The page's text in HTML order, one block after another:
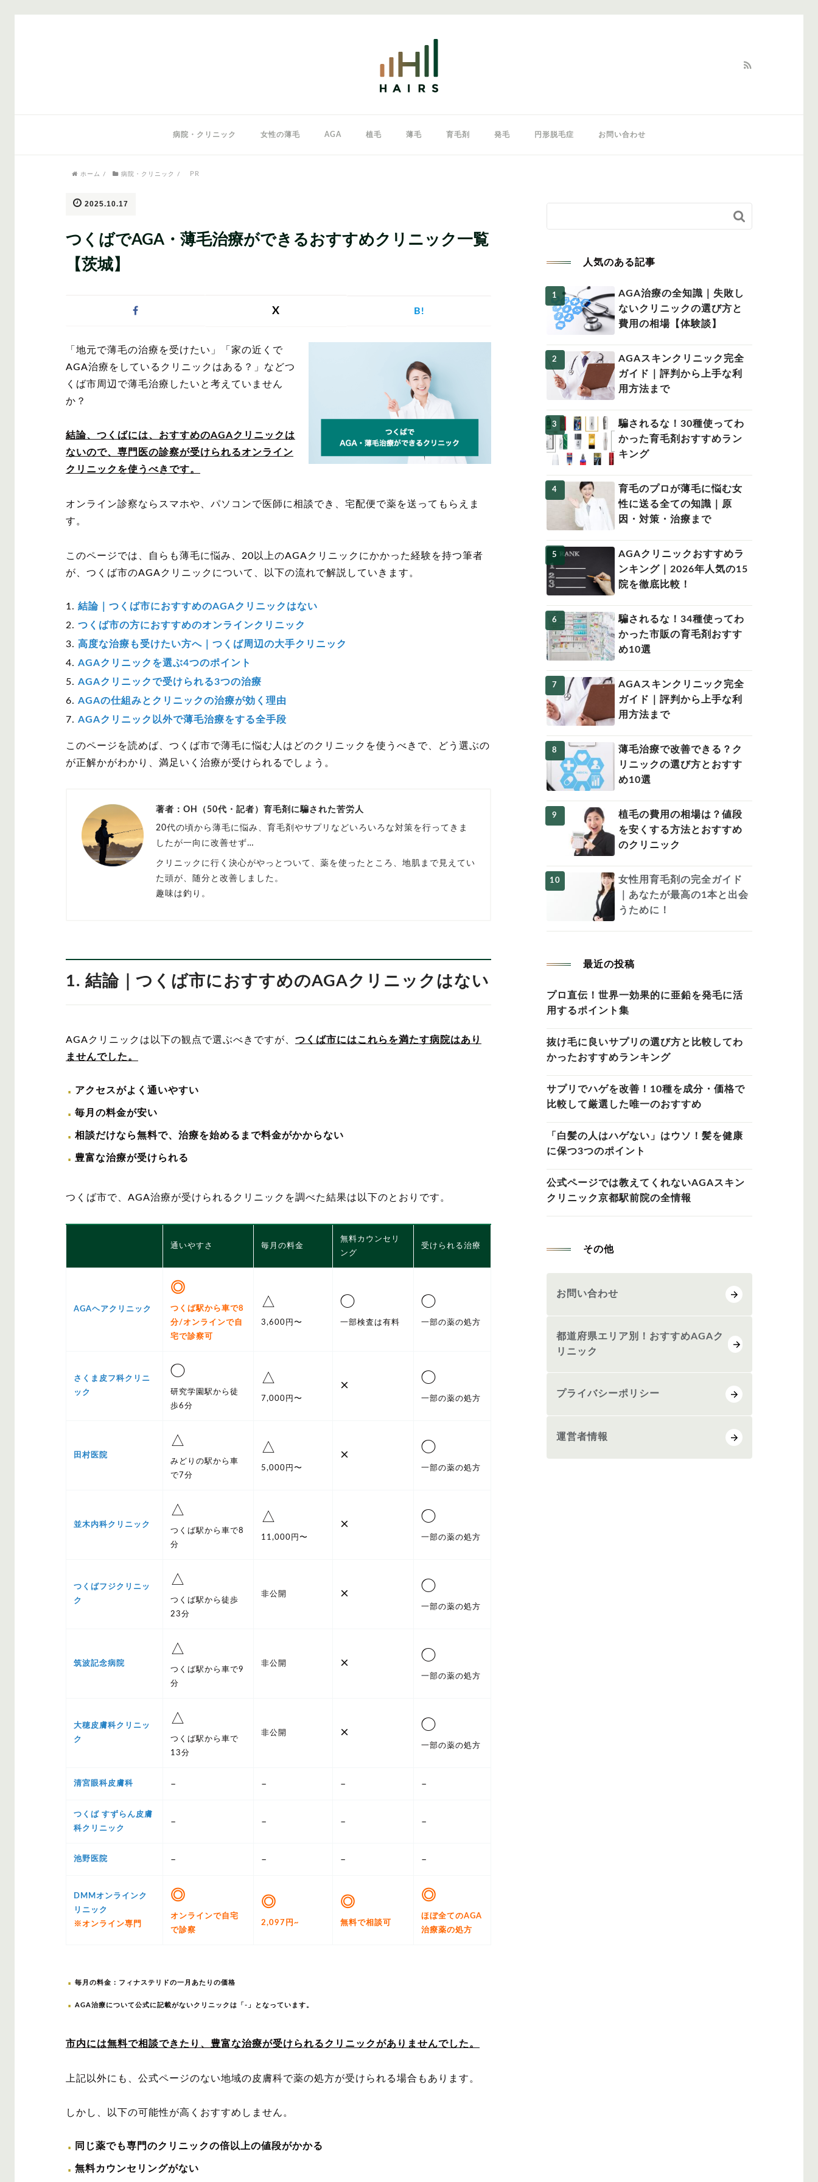
病院・クリニック 女性の薄毛 AGA 植毛 薄毛 育毛剤 発毛 円形脱毛症 お問い合わせ
ホーム / 病院・クリニック / PR
2025.10.17
つくばでAGA・薄毛治療ができるおすすめクリニック一覧
【茨城】
X B!
「地元で薄毛の治療を受けたい」「家の近くで
AGA治療をしているクリニックはある？」などつ
くば市周辺で薄毛治療したいと考えていません
か？
結論、つくばには、おすすめのAGAクリニックは
ないので、専門医の診察が受けられるオンライン
クリニックを使うべきです。
オンライン診察ならスマホや、パソコンで医師に相談でき、宅配便で薬を送ってもらえま
す。
このページでは、自らも薄毛に悩み、20以上のAGAクリニックにかかった経験を持つ筆者
が、つくば市のAGAクリニックについて、以下の流れで解説していきます。
結論｜つくば市におすすめのAGAクリニックはない
つくば市の方におすすめのオンラインクリニック
高度な治療も受けたい方へ｜つくば周辺の大手クリニック
AGAクリニックを選ぶ4つのポイント
AGAクリニックで受けられる3つの治療
AGAの仕組みとクリニックの治療が効く理由
AGAクリニック以外で薄毛治療をする全手段
このページを読めば、つくば市で薄毛に悩む人はどのクリニックを使うべきで、どう選ぶの
が正解かがわかり、満足いく治療が受けられるでしょう。
著者：OH（50代・記者）育毛剤に騙された苦労人
20代の頃から薄毛に悩み、育毛剤やサプリなどいろいろな対策を行ってきま
したが一向に改善せず…
クリニックに行く決心がやっとついて、薬を使ったところ、地肌まで見えてい
た頭が、随分と改善しました。
趣味は釣り。
1. 結論｜つくば市におすすめのAGAクリニックはない
AGAクリニックは以下の観点で選ぶべきですが、 つくば市にはこれらを満たす病院はあり
ませんでした。
アクセスがよく通いやすい
毎月の料金が安い
相談だけなら無料で、治療を始めるまで料金がかからない
豊富な治療が受けられる
つくば市で、AGA治療が受けられるクリニックを調べた結果は以下のとおりです。
通いやすさ 毎月の料金
無料カウンセリ
ング
受けられる治療
AGAヘアクリニック
◎
つくば駅から車で8
分/オンラインで自
宅で診察可
△
3,600円〜
◯
一部検査は有料
◯
一部の薬の処方
さくま皮フ科クリニ
ック
◯
研究学園駅から徒
歩6分
△
7,000円〜
× ◯
一部の薬の処方
田村医院
△
みどりの駅から車
で7分
△
5,000円〜
× ◯
一部の薬の処方
並木内科クリニック
△
つくば駅から車で8
分
△
11,000円〜
× ◯
一部の薬の処方
つくばフジクリニッ
ク
△
つくば駅から徒歩
23分
非公開 × ◯
一部の薬の処方
筑波記念病院
△
つくば駅から車で9
分
非公開 × ◯
一部の薬の処方
大穂皮膚科クリニッ
ク
△
つくば駅から車で
13分
非公開 × ◯
一部の薬の処方
清宮眼科皮膚科 – – – –
つくば すずらん皮膚
科クリニック
– – – –
池野医院 – – – –
DMMオンラインク
リニック
※オンライン専門
◎
オンラインで自宅
で診察
◎
2,097円~
◎
無料で相談可
◎
ほぼ全てのAGA
治療薬の処方
毎月の料金：フィナステリドの一月あたりの価格
AGA治療について公式に記載がないクリニックは「-」となっています。
市内には無料で相談できたり、豊富な治療が受けられるクリニックがありませんでした。
上記以外にも、公式ページのない地域の皮膚科で薬の処方が受けられる場合もあります。
しかし、以下の可能性が高くおすすめしません。
同じ薬でも専門のクリニックの倍以上の値段がかかる
無料カウンセリングがない

人気のある記事
AGA治療の全知識｜失敗し
ないクリニックの選び方と
費用の相場【体験談】
AGAスキンクリニック完全
ガイド｜評判から上手な利
用方法まで
騙されるな！30種使ってわ
かった育毛剤おすすめラン
キング
育毛のプロが薄毛に悩む女
性に送る全ての知識｜原
因・対策・治療まで
AGAクリニックおすすめラ
ンキング｜2026年人気の15
院を徹底比較！
騙されるな！34種使ってわ
かった市販の育毛剤おすす
め10選
AGAスキンクリニック完全
ガイド｜評判から上手な利
用方法まで
薄毛治療で改善できる？ク
リニックの選び方とおすす
め10選
植毛の費用の相場は？値段
を安くする方法とおすすめ
のクリニック
女性用育毛剤の完全ガイド
｜あなたが最高の1本と出会
うために！
最近の投稿
プロ直伝！世界一効果的に亜鉛を発毛に活
用するポイント集
抜け毛に良いサプリの選び方と比較してわ
かったおすすめランキング
サプリでハゲを改善！10種を成分・価格で
比較して厳選した唯一のおすすめ
「白髪の人はハゲない」はウソ！髪を健康
に保つ3つのポイント
公式ページでは教えてくれないAGAスキン
クリニック京都駅前院の全情報
その他
お問い合わせ
都道府県エリア別！おすすめAGAク
リニック
プライバシーポリシー
運営者情報
医師監修 AGAクリニック
AGA M字はげ 女性の薄毛
対策・アイテムから記事を探す
かつら・ヴ
病院・クリ